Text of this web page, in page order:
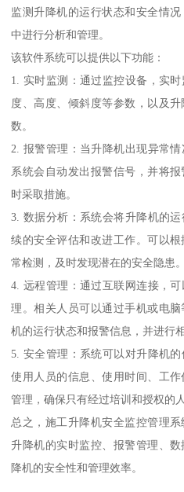
监测升降机的运行状态和安全情
中进行分析和管理。
该软件系统可以提供以下功能：
1. 实时监测：通过监控设备，实
度、高度、倾斜度等参数，以及
数。
2. 报警管理：当升降机出现异常
系统会自动发出报警信号，并将
时采取措施。
3. 数据分析：系统会将升降机的
续的安全评估和改进工作。可以
常检测，及时发现潜在的安全隐患。
4. 远程管理：通过互联网连接，
理。相关人员可以通过手机或电
机的运行状态和报警信息，并进行
5. 安全管理：系统可以对升降机
使用人员的信息、使用时间、工
管理，确保只有经过培训和授权的
总之，施工升降机安全监控管理
升降机的实时监控、报警管理、
降机的安全性和管理效率。